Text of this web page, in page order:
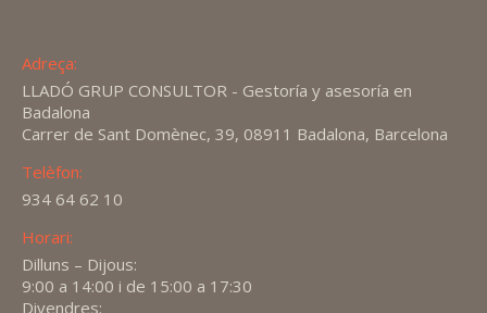
Adreça:
LLADÓ GRUP CONSULTOR - Gestoría y asesoría en
Badalona
Carrer de Sant Domènec, 39, 08911 Badalona, Barcelona
Telèfon:
934 64 62 10
Horari:
Dilluns – Dijous:
9:00 a 14:00 i de 15:00 a 17:30
Divendres: